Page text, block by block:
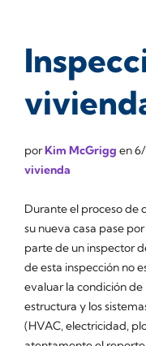
porKim McGrigg en
vivienda
Durante el proceso de
su nueva casa pase
parte de un inspector
de esta inspección no
evaluar la condición de
estructura y los
(HVAC, electricidad,